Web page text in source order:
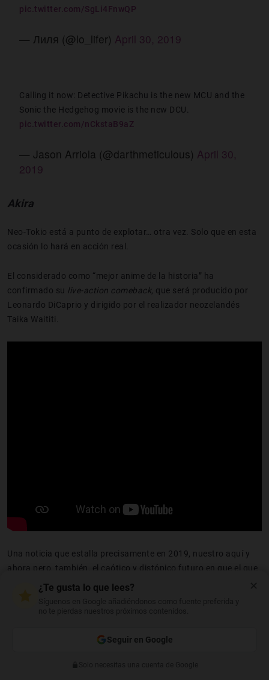
pic.twitter.com/SgLi4FnwQP
— Лиля (@lo_lifer) April 30, 2019
Calling it now: Detective Pikachu is the new MCU and the
Sonic the Hedgehog movie is the new DCU.
pic.twitter.com/nCkstaB9aZ
— Jason Arriola (@darthmeticulous) April 30,
2019
Akira
Neo-Tokio está a punto de explotar… otra vez. Solo que en esta
ocasión lo hará en acción real.
El considerado como “mejor anime de la historia” ha
confirmado su live-action comeback , que será producido por
Leonardo DiCaprio y dirigido por el realizador neozelandés
Taika Waititi.
Una noticia que estalla precisamente en 2019, nuestro aquí y
ahora pero, también, el caótico y distópico futuro en que el que
se situaba el manga original.
Más de 30 años han
¿Te gusta lo que lees?
Seguir en Google